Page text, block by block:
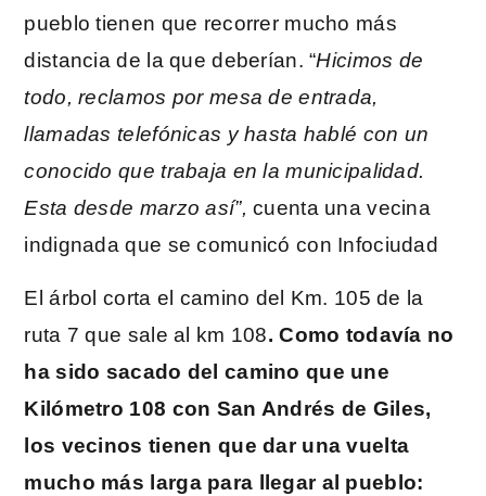
pueblo tienen que recorrer mucho más
distancia de la que deberían. “Hicimos de
todo, reclamos por mesa de entrada,
llamadas telefónicas y hasta hablé con un
conocido que trabaja en la municipalidad.
Esta desde marzo así”, cuenta una vecina
indignada que se comunicó con Infociudad
El árbol corta el camino del Km. 105 de la
ruta 7 que sale al km 108. Como todavía no
ha sido sacado del camino que une
Kilómetro 108 con San Andrés de Giles,
los vecinos tienen que dar una vuelta
mucho más larga para llegar al pueblo: